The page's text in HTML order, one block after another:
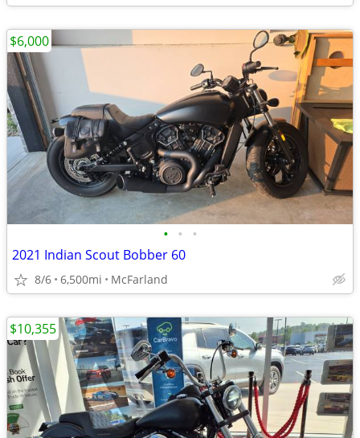
• • •
2021 Indian Scout Bobber 60
8/6 6,500mi McFarland
$6,000
$10,355